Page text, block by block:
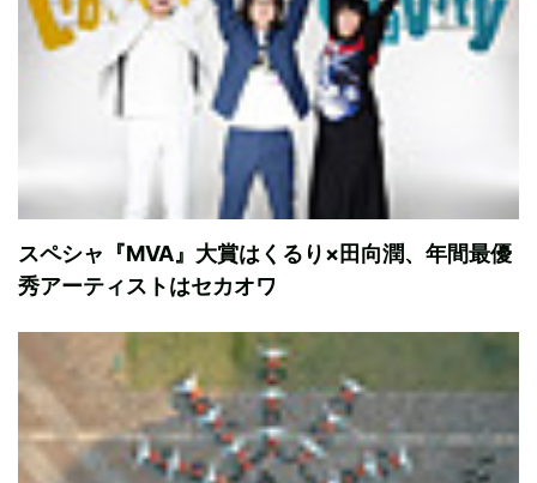
スペシャ『MVA』大賞はくるり×田向潤、年間最優
秀アーティストはセカオワ